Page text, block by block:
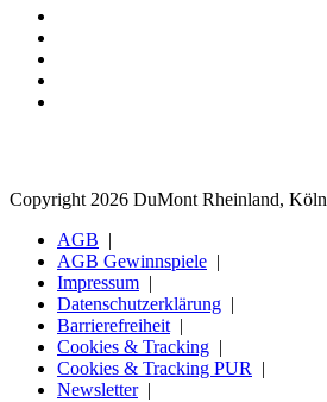
Copyright 2026 DuMont Rheinland, Köln
AGB
AGB Gewinnspiele
Impressum
Datenschutzerklärung
Barrierefreiheit
Cookies & Tracking
Cookies & Tracking PUR
Newsletter